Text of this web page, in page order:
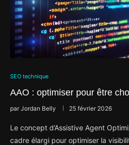
SEO technique
AAO : optimiser pour être
parJordan Belly 25 février 2026
Le concept d’Assistive Agent
cadre élargi pour optimiser la